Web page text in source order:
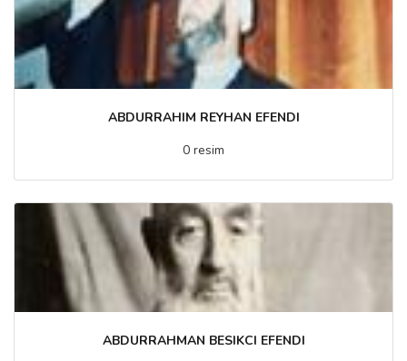
ABDURRAHIM REYHAN EFENDI
0 resim
ABDURRAHMAN BESIKCI EFENDI